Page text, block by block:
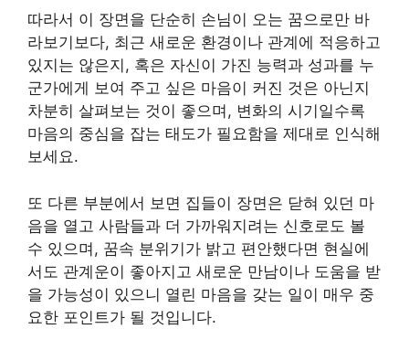
따라서 이 장면을 단순히 손님이 오는 꿈으로만 바
라보기보다, 최근 새로운 환경이나 관계에 적응하고
있지는 않은지, 혹은 자신이 가진 능력과 성과를 누
군가에게 보여 주고 싶은 마음이 커진 것은 아닌지
차분히 살펴보는 것이 좋으며, 변화의 시기일수록
마음의 중심을 잡는 태도가 필요함을 제대로 인식해
보세요.
또 다른 부분에서 보면 집들이 장면은 닫혀 있던 마
음을 열고 사람들과 더 가까워지려는 신호로도 볼
수 있으며, 꿈속 분위기가 밝고 편안했다면 현실에
서도 관계운이 좋아지고 새로운 만남이나 도움을 받
을 가능성이 있으니 열린 마음을 갖는 일이 매우 중
요한 포인트가 될 것입니다.